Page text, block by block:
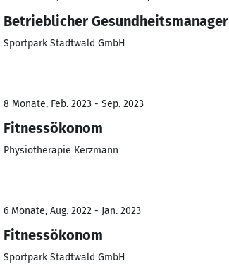
Betrieblicher Gesundheitsmanager
Sportpark Stadtwald GmbH
8 Monate, Feb. 2023 - Sep. 2023
Fitnessökonom
Physiotherapie Kerzmann
6 Monate, Aug. 2022 - Jan. 2023
Fitnessökonom
Sportpark Stadtwald GmbH